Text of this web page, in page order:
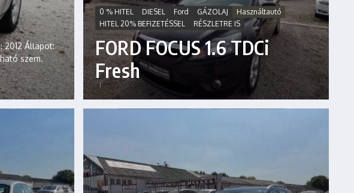
2012 Állapot:
szem.
0 % HITEL DIESEL Ford GÁZOLAJ
Használtautó
HITEL 20% BEFIZETÉSSEL
RÉSZLETRE IS
FORD FOCUS 1.6 TDCi
Fresh